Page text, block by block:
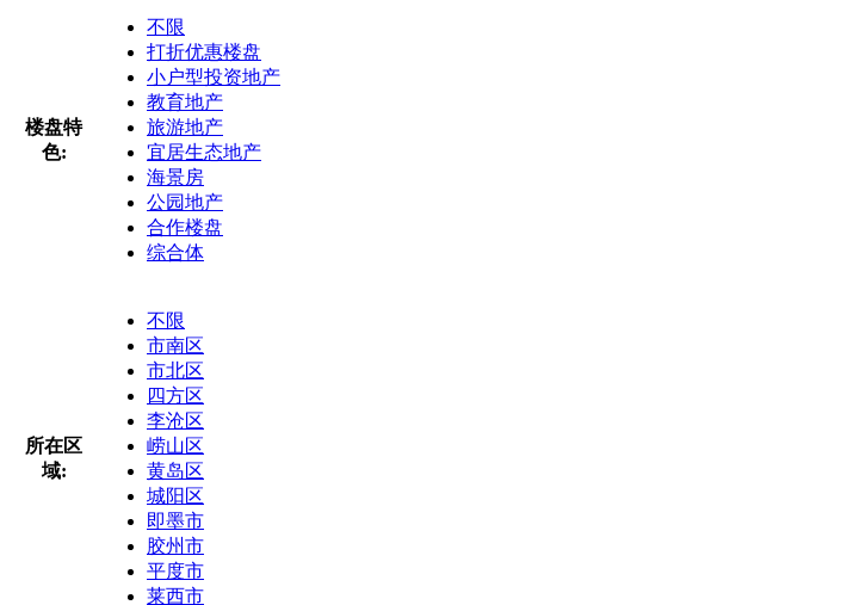
楼盘特
色:
不限
打折优惠楼盘
小户型投资地产
教育地产
旅游地产
宜居生态地产
海景房
公园地产
合作楼盘
综合体
所在区
域:
不限
市南区
市北区
四方区
李沧区
崂山区
黄岛区
城阳区
即墨市
胶州市
平度市
莱西市